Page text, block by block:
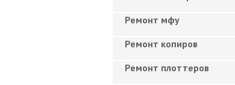
Ремонт мфу
Ремонт копиров
Ремонт плоттеров